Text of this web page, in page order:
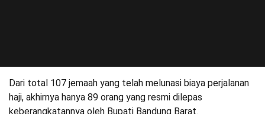
Dari total 107 jemaah yang telah melunasi biaya perjalanan
haji, akhirnya hanya 89 orang yang resmi dilepas
keberangkatannya oleh Bupati Bandung Barat.